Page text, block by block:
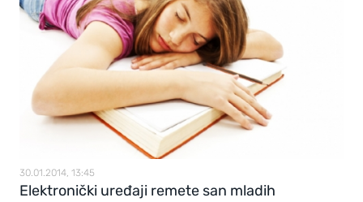
30.01.2014, 13:45
Elektronički uređaji remete san mladih